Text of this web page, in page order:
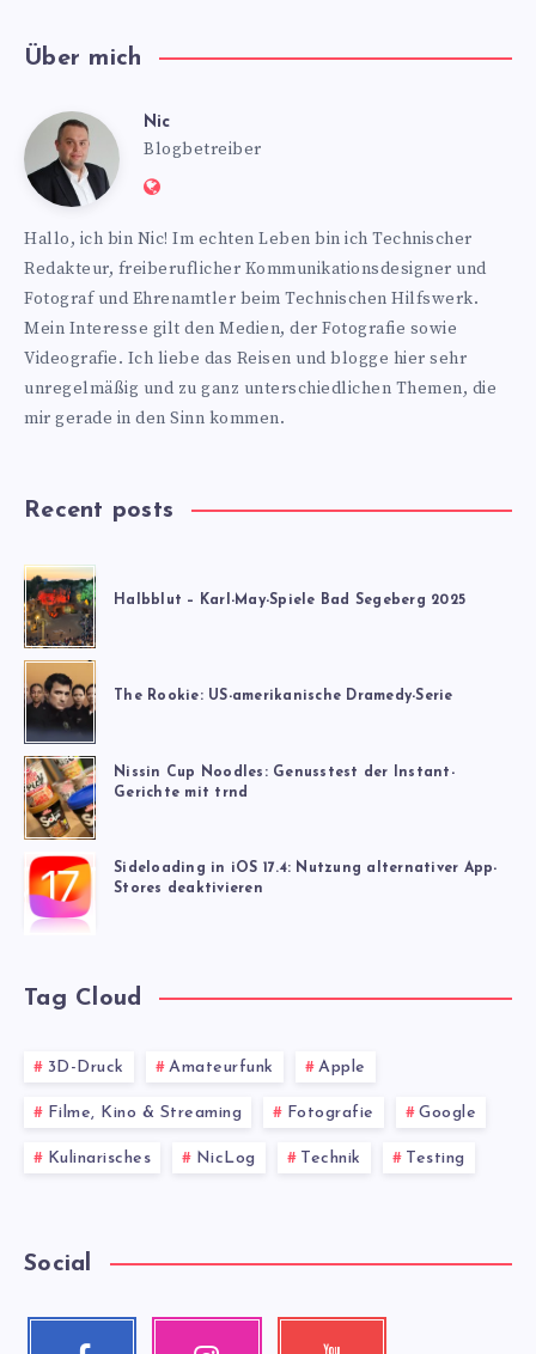
Über mich
Nic Nic
Blogbetreiber
Website:
Hallo, ich bin Nic! Im echten Leben bin ich Technischer
Redakteur, freiberuflicher Kommunikationsdesigner und
Fotograf und Ehrenamtler beim Technischen Hilfswerk.
Mein Interesse gilt den Medien, der Fotografie sowie
Videografie. Ich liebe das Reisen und blogge hier sehr
unregelmäßig und zu ganz unterschiedlichen Themen, die
mir gerade in den Sinn kommen.
Recent posts
Halbblut – Karl-May-Spiele Bad Segeberg 2025
The Rookie: US-amerikanische Dramedy-Serie
Nissin Cup Noodles: Genusstest der Instant-
Gerichte mit trnd
Sideloading in iOS 17.4: Nutzung alternativer App-
Stores deaktivieren
Tag Cloud
3D-Druck Amateurfunk Apple
Filme, Kino & Streaming Fotografie Google
Kulinarisches NicLog Technik Testing
Social
Facebook Instagram Youtube